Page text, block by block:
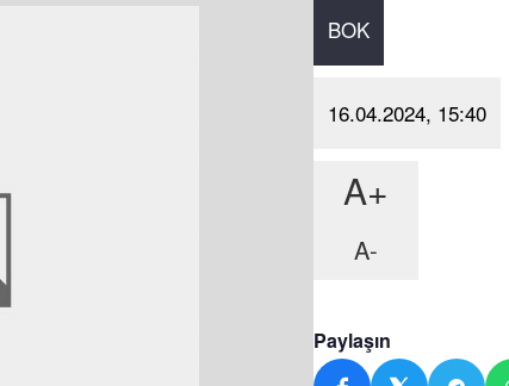
BOK
16.04.2024, 15:40
A+
A-
Paylaşın